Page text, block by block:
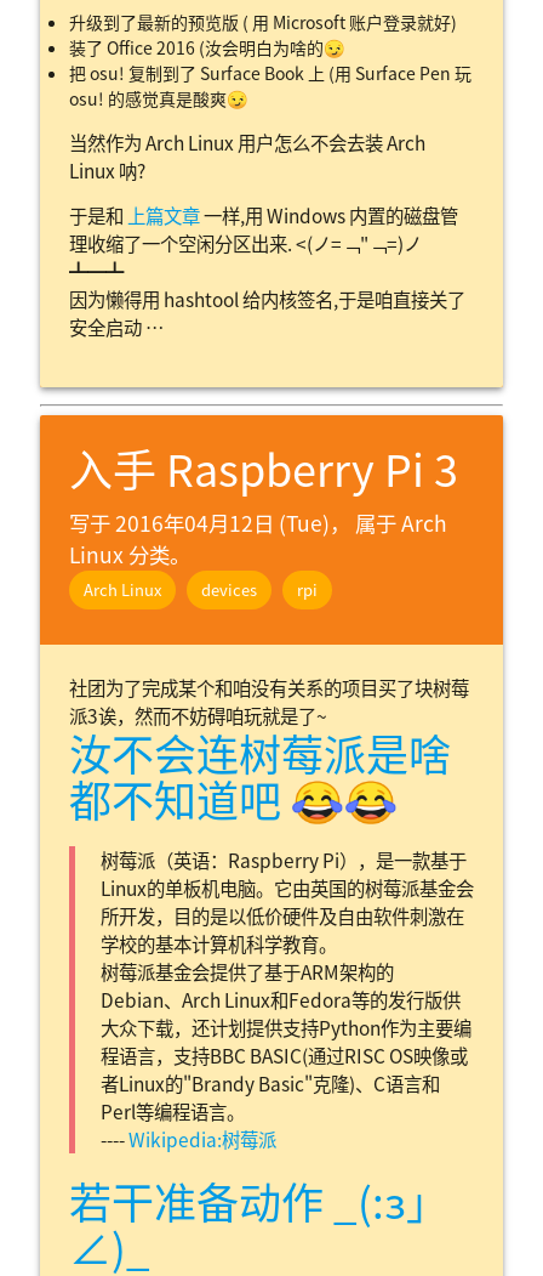
升级到了最新的预览版 ( 用 Microsoft 账户登录就好)
装了 Office 2016 (汝会明白为啥的😏
把 osu! 复制到了 Surface Book 上 (用 Surface Pen 玩
osu! 的感觉真是酸爽😏
当然作为 Arch Linux 用户怎么不会去装 Arch
Linux 呐?
于是和 上篇文章一样,用 Windows 内置的磁盘管
理收缩了一个空闲分区出来. <(ノ=﹁"﹁=)ノ
┻━┻
因为懒得用 hashtool 给内核签名,于是咱直接关了
安全启动 …
入手 Raspberry Pi 3
写于 2016年04月12日 (Tue)， 属于Arch
Linux 分类。
Arch Linux devices rpi
社团为了完成某个和咱没有关系的项目买了块树莓
派3诶，然而不妨碍咱玩就是了~
汝不会连树莓派是啥
都不知道吧 😂😂
树莓派（英语：Raspberry Pi），是一款基于
Linux的单板机电脑。它由英国的树莓派基金会
所开发，目的是以低价硬件及自由软件刺激在
学校的基本计算机科学教育。
树莓派基金会提供了基于ARM架构的
Debian、Arch Linux和Fedora等的发行版供
大众下载，还计划提供支持Python作为主要编
程语言，支持BBC BASIC(通过RISC OS映像或
者Linux的"Brandy Basic"克隆)、C语言和
Perl等编程语言。
----Wikipedia:树莓派
若干准备动作 _(:з」
∠)_